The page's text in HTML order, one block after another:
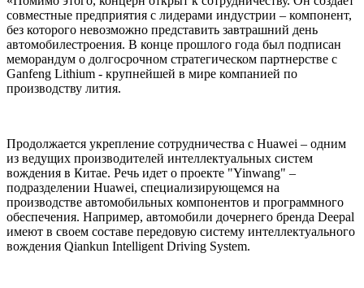
совместные предприятия с лидерами индустрии – компонент,
без которого невозможно представить завтрашний день
автомобилестроения. В конце прошлого года был подписан
меморандум о долгосрочном стратегическом партнерстве с
Ganfeng Lithium - крупнейшей в мире компанией по
производству лития.
Продолжается укрепление сотрудничества с Huawei – одним
из ведущих производителей интеллектуальных систем
вождения в Китае. Речь идет о проекте "Yinwang" –
подразделении Huawei, специализирующемся на
производстве автомобильных компонентов и программного
обеспечения. Например, автомобили дочернего бренда Deepal
имеют в своем составе передовую систему интеллектуального
вождения Qiankun Intelligent Driving System.